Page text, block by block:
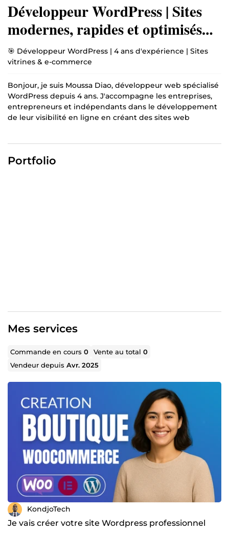
Développeur WordPress | Sites
modernes, rapides et optimisés
SEO
🎯 Développeur WordPress | 4 ans d'expérience | Sites
vitrines & e-commerce
Bonjour, je suis Moussa Diao, développeur web spécialisé
WordPress depuis 4 ans. J'accompagne les entreprises,
entrepreneurs et indépendants dans le développement
de leur visibilité en ligne en créant des sites web
💡 Ce que je propose :
✅ Création de sites vitrines pour présenter votre activité
l’écoute et réactif 🚀
Portfolio
Mes services
Commande en cours0 Vente au total0
Vendeur depuisAvr. 2025
KondjoTech
Je vais créer votre site Wordpress professionnel